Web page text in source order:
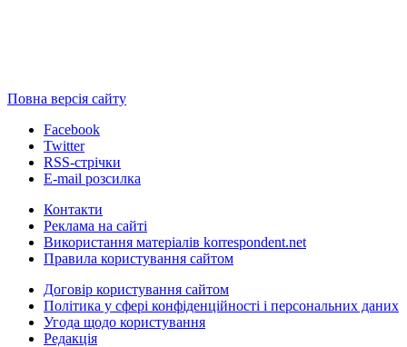
Повна версія сайту
Facebook
Twitter
RSS-стрічки
E-mail розсилка
Контакти
Реклама на сайті
Використання матеріалів korrespondent.net
Правила користування сайтом
Договір користування сайтом
Політика у сфері конфіденційності і персональних даних
Угода щодо користування
Редакція